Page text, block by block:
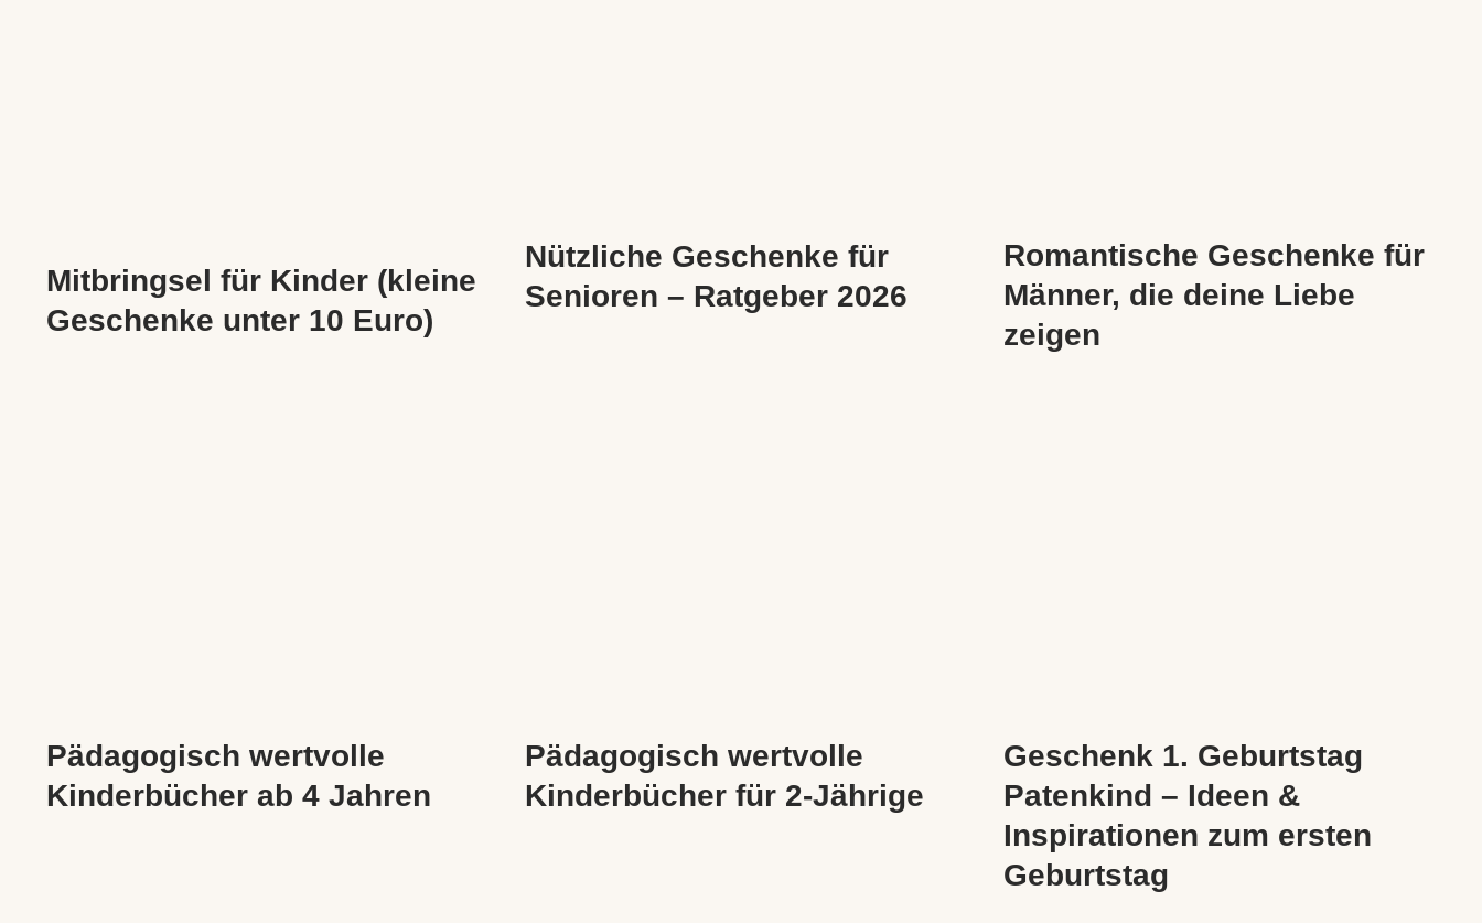
Mitbringsel für Kinder (kleine
Geschenke unter 10 Euro)
Nützliche Geschenke für
Senioren – Ratgeber 2026
Romantische Geschenke für
Männer, die deine Liebe
zeigen
Pädagogisch wertvolle
Kinderbücher ab 4 Jahren
Pädagogisch wertvolle
Kinderbücher für 2-Jährige
Geschenk 1. Geburtstag
Patenkind – Ideen &
Inspirationen zum ersten
Geburtstag